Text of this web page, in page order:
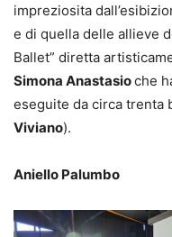
impreziosita
e di quella delle allieve
Ballet” diretta
Simona Anastasioche
eseguite da circa trenta
Viviano).
Aniello Palumbo